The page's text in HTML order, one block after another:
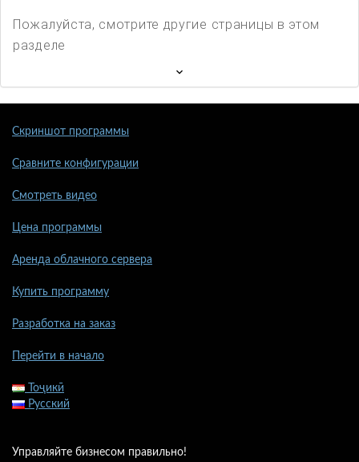
Пожалуйста, смотрите другие страницы в этом
разделе
Скриншот программы
Сравните конфигурации
Смотреть видео
Цена программы
Аренда облачного сервера
Купить программу
Разработка на заказ
Перейти в начало
Тоҷикӣ
Русский
Управляйте бизнесом правильно!